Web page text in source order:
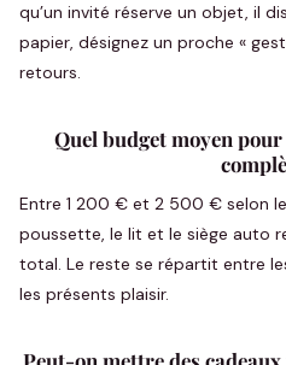
qu’un invité réserve un objet, il
papier, désignez un proche «
retours.
Quel budget moyen
Entre 1 200 € et 2 500 € selon
poussette, le lit et le siège auto
total. Le reste se répartit entre
les présents plaisir.